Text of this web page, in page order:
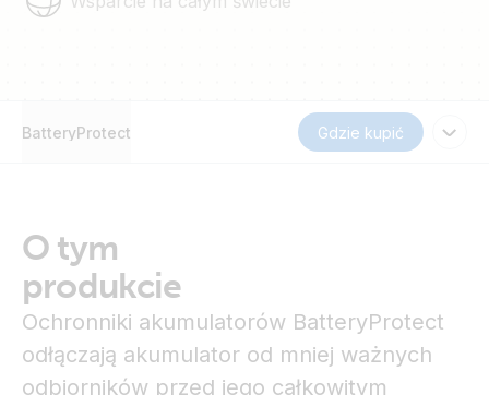
BatteryProtect Gdzie kupić
O tym
produkcie
Ochronniki akumulatorów BatteryProtect
odłączają akumulator od mniej ważnych
odbiorników przed jego całkowitym